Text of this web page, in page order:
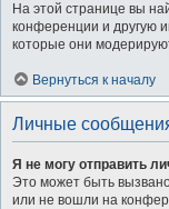
На этой странице вы
конференции и другую
которые они
Вернуться к началу
Личные
Я не могу отправить
Это может быть
или не вошли на